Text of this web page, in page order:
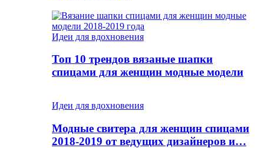
Идеи для вдохновения
Топ 10 трендов вязаные шапки
спицами для женщин модные модели
Идеи для вдохновения
Модные свитера для женщин спицами
2018-2019 от ведущих дизайнеров и…